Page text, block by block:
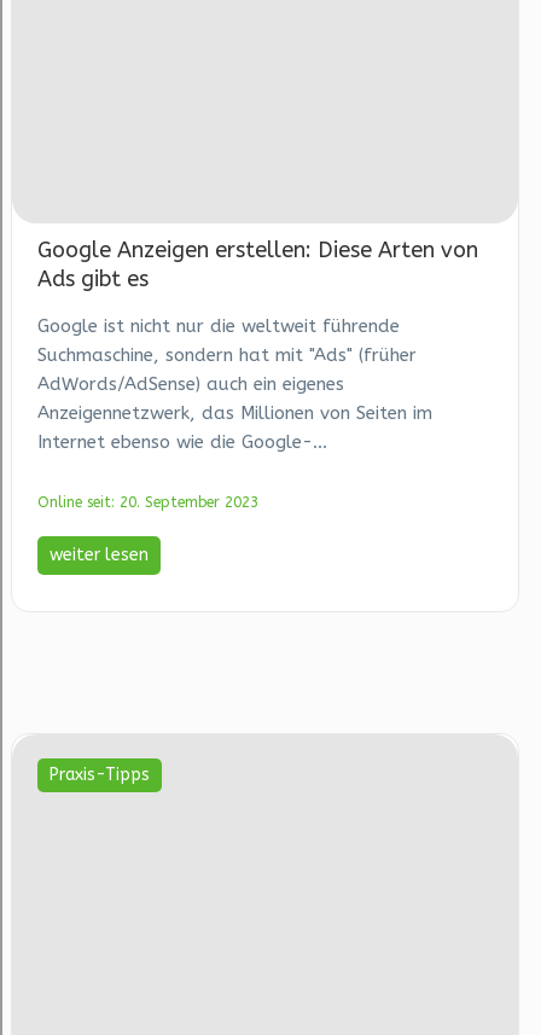
Google Anzeigen erstellen: Diese Arten von
Ads gibt es
Google ist nicht nur die weltweit führende
Suchmaschine, sondern hat mit "Ads" (früher
AdWords/AdSense) auch ein eigenes
Anzeigennetzwerk, das Millionen von Seiten im
Internet ebenso wie die Google-...
Online seit: 20. September 2023
weiter lesen
Praxis-Tipps